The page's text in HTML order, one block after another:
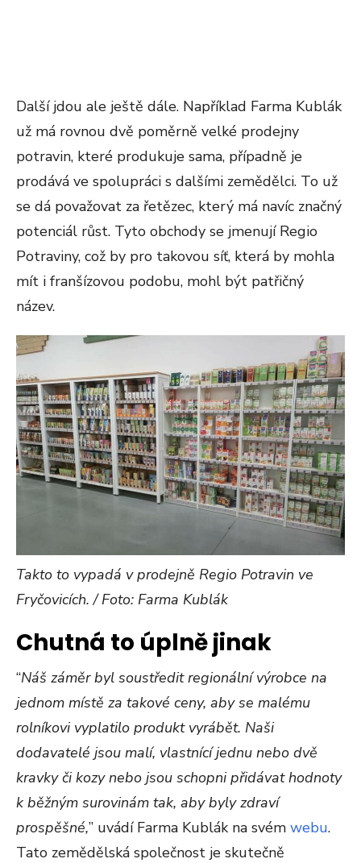
Další jdou ale ještě dále. Například Farma Kublák
už má rovnou dvě poměrně velké prodejny
potravin, které produkuje sama, případně je
prodává ve spolupráci s dalšími zemědělci. To už
se dá považovat za řetězec, který má navíc značný
potenciál růst. Tyto obchody se jmenují Regio
Potraviny, což by pro takovou síť, která by mohla
mít i franšízovou podobu, mohl být patřičný
název.
Takto to vypadá v prodejně Regio Potravin ve
Fryčovicích. / Foto: Farma Kublák
Chutná to úplně jinak
“Náš záměr byl soustředit regionální výrobce na
jednom místě za takové ceny, aby se malému
rolníkovi vyplatilo produkt vyrábět. Naši
dodavatelé jsou malí, vlastnící jednu nebo dvě
kravky či kozy nebo jsou schopni přidávat hodnoty
k běžným surovinám tak, aby byly zdraví
prospěšné,” uvádí Farma Kublák na svém webu.
Tato zemědělská společnost je skutečně